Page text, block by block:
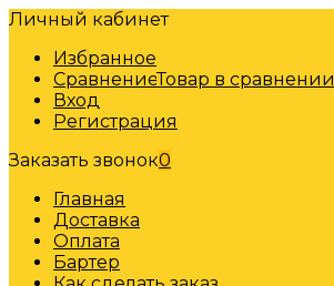
Личный кабинет
Избранное
СравнениеТовар в сравнении
Вход
Регистрация
Заказать звонок0
Главная
Доставка
Оплата
Бартер